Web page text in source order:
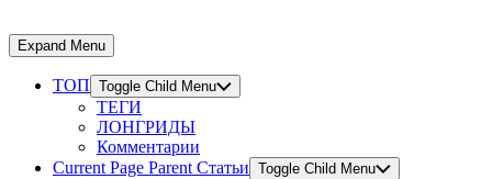
Expand Menu
ТОП Toggle Child Menu
ТЕГИ
ЛОНГРИДЫ
Комментарии
Current Page Parent Статьи Toggle Child Menu